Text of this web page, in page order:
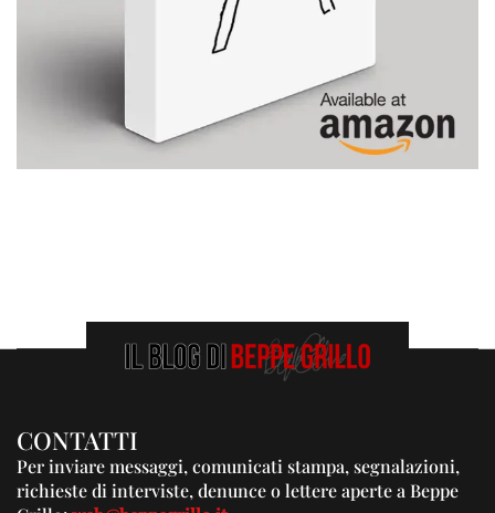
CONTATTI
Per inviare messaggi, comunicati stampa, segnalazioni,
richieste di interviste, denunce o lettere aperte a Beppe